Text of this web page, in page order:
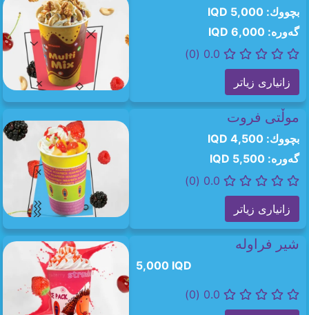
بچووك: 5,000 IQD
گەورە: 6,000 IQD
0.0 (0)
زانیاری زیاتر
موڵتی فروت
بچووك: 4,500 IQD
گەورە: 5,500 IQD
0.0 (0)
زانیاری زیاتر
شیر فراوله
5,000 IQD
0.0 (0)